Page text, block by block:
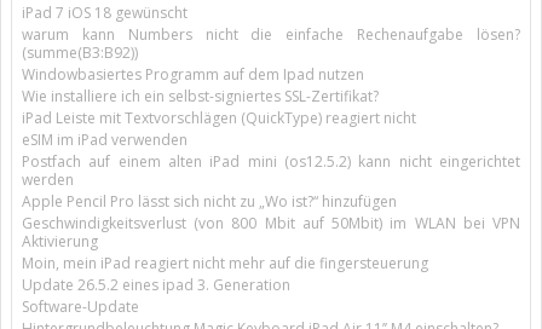
iPad 7 iOS 18 gewünscht
warum kann Numbers nicht die einfache Rechenaufgabe lösen?
(summe(B3:B92))
Windowbasiertes Programm auf dem Ipad nutzen
Wie installiere ich ein selbst-signiertes SSL-Zertifikat?
iPad Leiste mit Textvorschlägen (QuickType) reagiert nicht
eSIM im iPad verwenden
Postfach auf einem alten iPad mini (os12.5.2) kann nicht eingerichtet
werden
Apple Pencil Pro lässt sich nicht zu „Wo ist?“ hinzufügen
Geschwindigkeitsverlust (von 800 Mbit auf 50Mbit) im WLAN bei VPN
Aktivierung
Moin, mein iPad reagiert nicht mehr auf die fingersteuerung
Update 26.5.2 eines ipad 3. Generation
Software-Update